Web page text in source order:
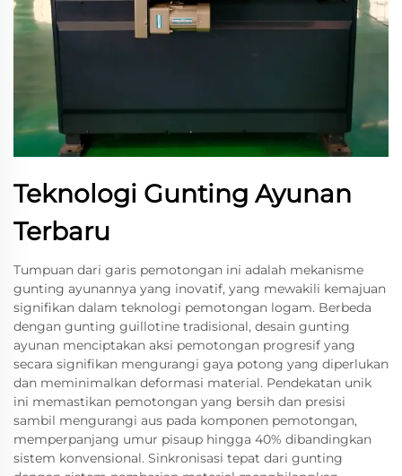
Teknologi Gunting Ayunan
Terbaru
Tumpuan dari garis pemotongan ini adalah mekanisme
gunting ayunannya yang inovatif, yang mewakili kemajuan
signifikan dalam teknologi pemotongan logam. Berbeda
dengan gunting guillotine tradisional, desain gunting
ayunan menciptakan aksi pemotongan progresif yang
secara signifikan mengurangi gaya potong yang diperlukan
dan meminimalkan deformasi material. Pendekatan unik
ini memastikan pemotongan yang bersih dan presisi
sambil mengurangi aus pada komponen pemotongan,
memperpanjang umur pisaup hingga 40% dibandingkan
sistem konvensional. Sinkronisasi tepat dari gunting